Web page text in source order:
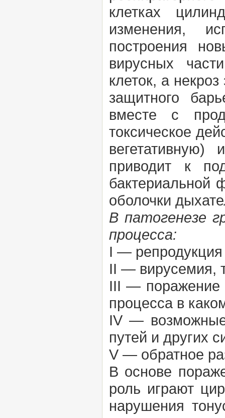
клетках
изменения,
построения
вирусных
клеток, а
защитного
вместе с
токсическое
приводит к
бактериальной
оболочки
В патогенезе
процесса:
I — репродукция
II — вирусемия,
III — поражение
процесса в
IV — возможные
путей и других
V — обратное
В основе
роль играют
нарушения